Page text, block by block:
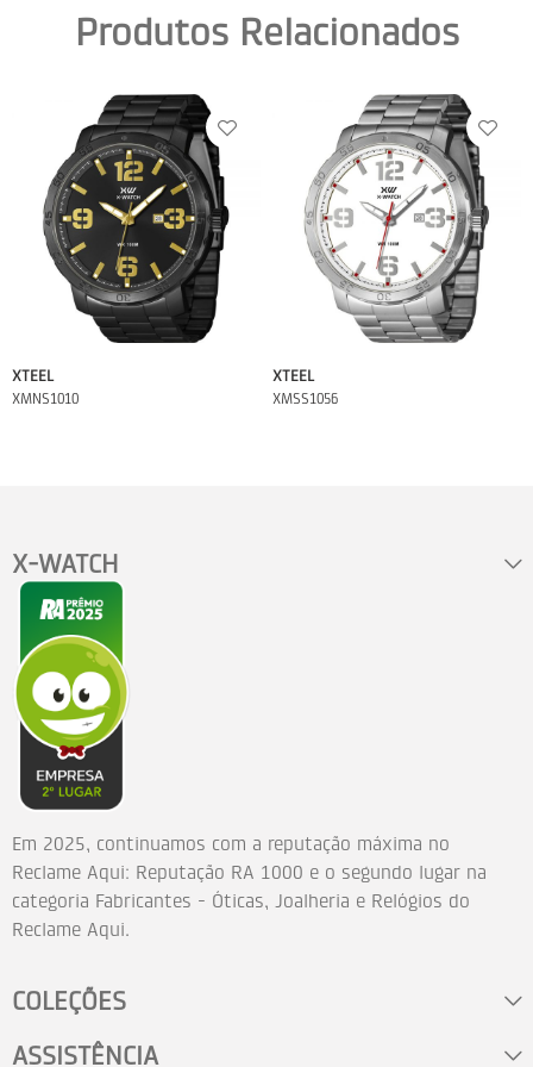
Produtos Relacionados
XTEEL
XMNS1010
XTEEL
XMSS1056
X-WATCH
Em 2025, continuamos com a reputação máxima no
Reclame Aqui: Reputação RA 1000 e o segundo lugar na
categoria Fabricantes - Óticas, Joalheria e Relógios do
Reclame Aqui.
COLEÇÕES
ASSISTÊNCIA